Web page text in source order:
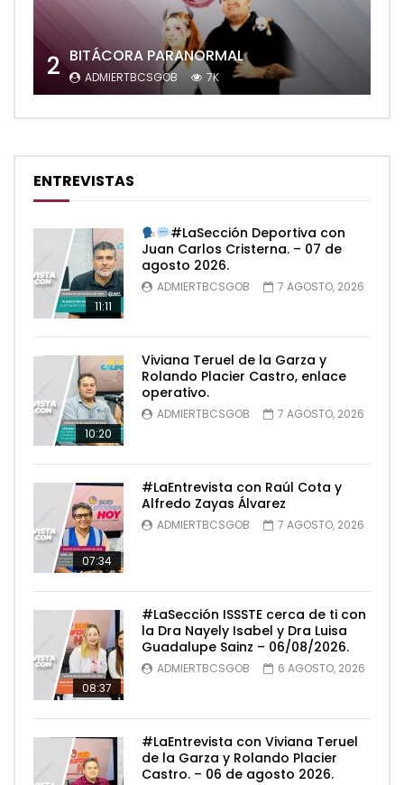
2 BITÁCORA PARANORMAL
ADMIERTBCSGOB 7K
ENTREVISTAS
11:11
#LaSección Deportiva con
Juan Carlos Cristerna. – 07 de
agosto 2026.
ADMIERTBCSGOB 7 AGOSTO, 2026
10:20
Viviana Teruel de la Garza y
Rolando Placier Castro, enlace
operativo.
ADMIERTBCSGOB 7 AGOSTO, 2026
07:34
#LaEntrevista con Raúl Cota y
Alfredo Zayas Álvarez
ADMIERTBCSGOB 7 AGOSTO, 2026
08:37
#LaSección ISSSTE cerca de ti con
la Dra Nayely Isabel y Dra Luisa
Guadalupe Sainz – 06/08/2026.
ADMIERTBCSGOB 6 AGOSTO, 2026
#LaEntrevista con Viviana Teruel
de la Garza y Rolando Placier
Castro. – 06 de agosto 2026.